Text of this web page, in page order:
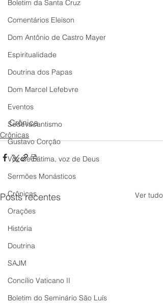
Boletim da Santa Cruz
Comentários Eleison
Dom Antônio de Castro Mayer
Espiritualidade
Doutrina dos Papas
Dom Marcel Lefebvre
Eventos
Sedevacantismo
Gustavo Corção
Voz de Fátima, voz de Deus
Sermões Monásticos
Crônicas
Orações
História
Doutrina
SAJM
Concílio Vaticano II
Boletim do Seminário São Luís
Crônica
Crônicas
Posts recentes Ver tudo